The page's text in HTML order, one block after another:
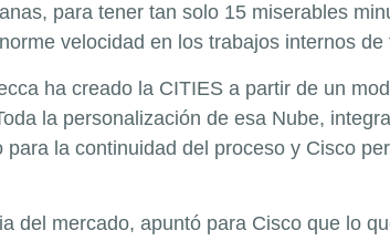
para tener tan solo 15 miserables
velocidad en los trabajos internos de
ha creado la CITIES a partir de un
la personalización de esa Nube,
la continuidad del proceso y Cisco
del mercado, apuntó para Cisco que lo